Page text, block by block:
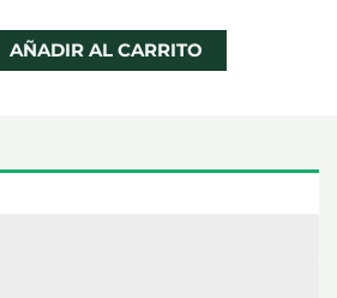
AÑADIR AL CARRITO